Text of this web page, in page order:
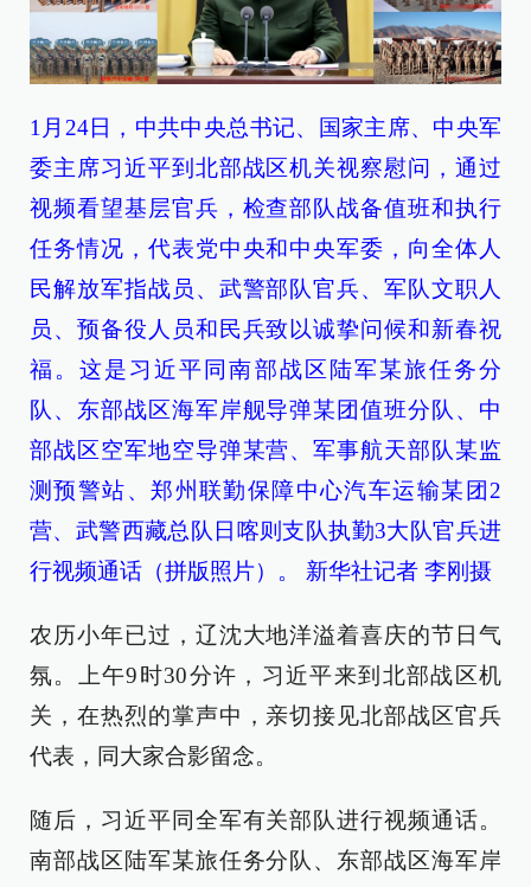
1月24日，中共中央总书记、国家主席、中央军
委主席习近平到北部战区机关视察慰问，通过
视频看望基层官兵，检查部队战备值班和执行
任务情况，代表党中央和中央军委，向全体人
民解放军指战员、武警部队官兵、军队文职人
员、预备役人员和民兵致以诚挚问候和新春祝
福。这是习近平同南部战区陆军某旅任务分
队、东部战区海军岸舰导弹某团值班分队、中
部战区空军地空导弹某营、军事航天部队某监
测预警站、郑州联勤保障中心汽车运输某团2
营、武警西藏总队日喀则支队执勤3大队官兵进
行视频通话（拼版照片）。 新华社记者 李刚摄
农历小年已过，辽沈大地洋溢着喜庆的节日气
氛。上午9时30分许，习近平来到北部战区机
关，在热烈的掌声中，亲切接见北部战区官兵
代表，同大家合影留念。
随后，习近平同全军有关部队进行视频通话。
南部战区陆军某旅任务分队、东部战区海军岸